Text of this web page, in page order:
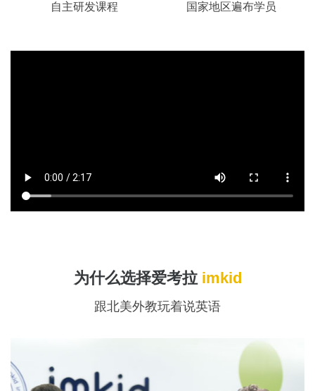
自主研发课程 国家地区遍布学员
为什么选择爱考拉 imkid
跟北美外教玩着说英语